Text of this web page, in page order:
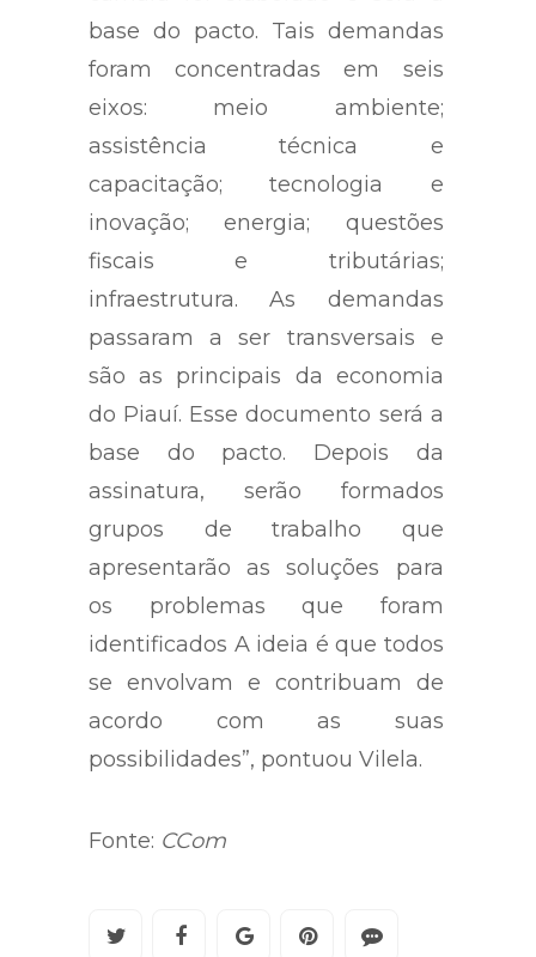
base do pacto. Tais demandas
foram concentradas em seis
eixos: meio ambiente;
assistência técnica e
capacitação; tecnologia e
inovação; energia; questões
fiscais e tributárias;
infraestrutura. As demandas
passaram a ser transversais e
são as principais da economia
do Piauí. Esse documento será a
base do pacto. Depois da
assinatura, serão formados
grupos de trabalho que
apresentarão as soluções para
os problemas que foram
identificados A ideia é que todos
se envolvam e contribuam de
acordo com as suas
possibilidades”, pontuou Vilela.
Fonte: CCom